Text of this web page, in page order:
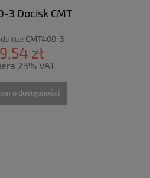
3 Docisk CMT
CMT400-3
zł
23% VAT
o dostępności